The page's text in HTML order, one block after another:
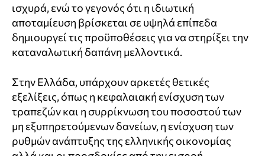
ισχυρά, ενώ το γεγονός ότι η ιδιωτική
αποταμίευση βρίσκεται σε υψηλά επίπεδα
δημιουργεί τις προϋποθέσεις για να στηρίξει την
καταναλωτική δαπάνη μελλοντικά.
Στην Ελλάδα, υπάρχουν αρκετές θετικές
εξελίξεις, όπως η κεφαλαιακή ενίσχυση των
τραπεζών και η συρρίκνωση του ποσοστού των
μη εξυπηρετούμενων δανείων, η ενίσχυση των
ρυθμών ανάπτυξης της ελληνικής οικονομίας